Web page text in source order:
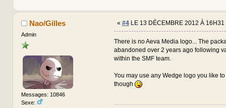
Nao/Gilles
Admin
Messages: 10846
Sexe:
« #4LE 13 DÉCEMBRE 2012 À 16H31
There is no Aeva Media logo... The
abandoned over 2 years ago following
within the SMF team.
You may use any Wedge logo you like
though